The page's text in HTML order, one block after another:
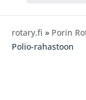
rotary.fi » Porin
Polio-rahastoon